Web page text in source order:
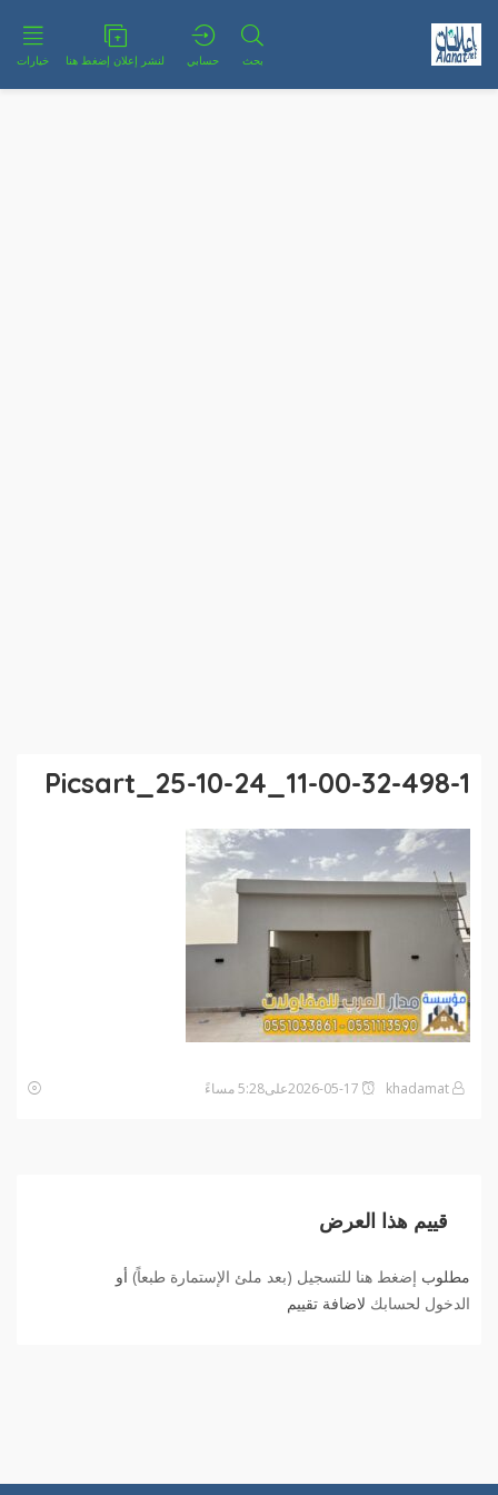
بحث حسابي لنشر إعلان إضغط هنا خيارات
Picsart_25-10-24_11-00-32-498-1
قييم هذا العرض
مطلوب إضغط هنا للتسجيل (بعد ملئ الإستمارة طبعاً) أو
الدخول لحسابك لاضافة تقييم